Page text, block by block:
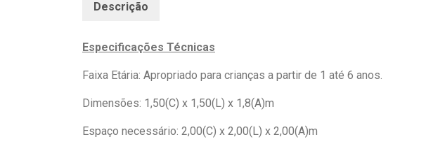
Descrição
Especificações Técnicas
Faixa Etária: Apropriado para crianças a partir de 1 até 6 anos.
Dimensões: 1,50(C) x 1,50(L) x 1,8(A)m
Espaço necessário: 2,00(C) x 2,00(L) x 2,00(A)m